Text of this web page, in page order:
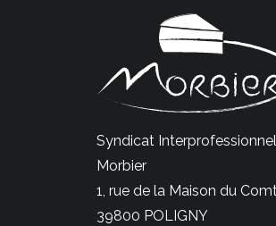
Syndicat
Morbier
1, rue de la Maison du
39800 POLIGNY